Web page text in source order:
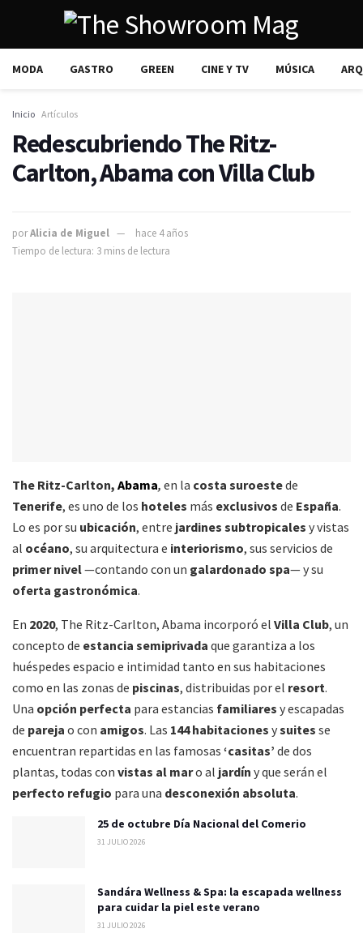
MODA GASTRO GREEN CINE Y TV MÚSICA
Inicio Artículos
Redescubriendo The Ritz-
Carlton, Abama con Villa Club
porAlicia de Miguel
hace 4 años
Tiempo de lectura: 3 mins de lectura
The Ritz-Carlton, Abama, en la costa suroestede
Tenerife, es uno de los hoteles más exclusivos de España.
Lo es por su ubicación, entre jardines subtropicales y vistas
al océano, su arquitectura e interiorismo, sus servicios de
primer nivel—contando con un galardonado spa— y su
oferta gastronómica.
En 2020, The Ritz-Carlton, Abama incorporó el Villa Club, un
concepto de estancia semiprivada que garantiza a los
huéspedes espacio e intimidad tanto en sus habitaciones
como en las zonas de piscinas, distribuidas por el resort.
Una opción perfecta para estancias familiares y escapadas
de pareja o con amigos. Las 144 habitaciones ysuites se
encuentran repartidas en las famosas ‘casitas’ de dos
plantas, todas con vistas al maro al jardín y que serán el
perfecto refugio para una desconexión absoluta.
25 de octubre Día Nacional del Comerio
31 JULIO 2026
Sandára Wellness & Spa: la escapada wellness
para cuidar la piel este verano
31 JULIO 2026